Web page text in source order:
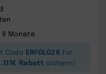
Monate
Code ERFOLG26 für
Rabatt sichern!